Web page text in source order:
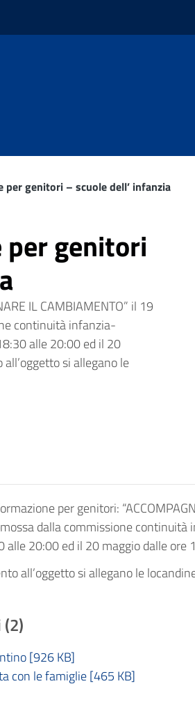
per genitori – scuole dell’ infanzia
genitori
IL CAMBIAMENTO” il 19
continuità infanzia-
alle 20:00 ed il 20
si allegano le
per genitori:
dalla commissione continuità
alle 20:00 ed il 20 maggio dalle ore
all’oggetto si allegano le
[926 KB]
con le famiglie [465 KB]